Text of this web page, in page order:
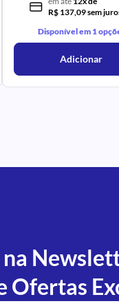
R$ 137,09 sem
Disponível em 1
Adicionar
Ofertas